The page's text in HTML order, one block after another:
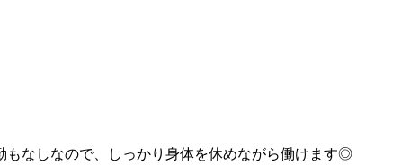
もなしなので、しっかり身体を休めながら働けます◎